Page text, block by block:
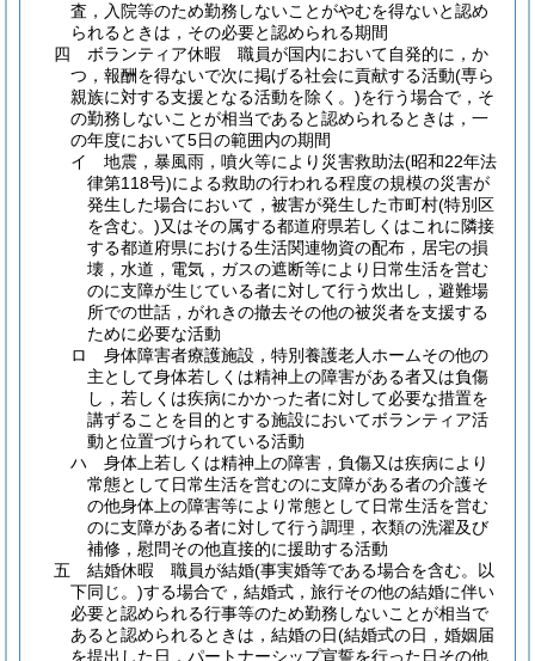
査，入院等のため勤務しないことがやむを得ないと認め
られるときは，その必要と認められる期間
四
ボランティア休暇 職員が国内において自発的に，か
つ，報酬を得ないで次に掲げる社会に貢献する活動(専ら
親族に対する支援となる活動を除く。)を行う場合で，そ
の勤務しないことが相当であると認められるときは，一
の年度において5日の範囲内の期間
イ
地震，暴風雨，噴火等により災害救助法(昭和22年法
律第118号)による救助の行われる程度の規模の災害が
発生した場合において，被害が発生した市町村(特別区
を含む。)又はその属する都道府県若しくはこれに隣接
する都道府県における生活関連物資の配布，居宅の損
壊，水道，電気，ガスの遮断等により日常生活を営む
のに支障が生じている者に対して行う炊出し，避難場
所での世話，がれきの撤去その他の被災者を支援する
ために必要な活動
ロ
身体障害者療護施設，特別養護老人ホームその他の
主として身体若しくは精神上の障害がある者又は負傷
し，若しくは疾病にかかった者に対して必要な措置を
講ずることを目的とする施設においてボランティア活
動と位置づけられている活動
ハ
身体上若しくは精神上の障害，負傷又は疾病により
常態として日常生活を営むのに支障がある者の介護そ
の他身体上の障害等により常態として日常生活を営む
のに支障がある者に対して行う調理，衣類の洗濯及び
補修，慰問その他直接的に援助する活動
五
結婚休暇 職員が結婚(事実婚等である場合を含む。以
下同じ。)する場合で，結婚式，旅行その他の結婚に伴い
必要と認められる行事等のため勤務しないことが相当で
あると認められるときは，結婚の日(結婚式の日，婚姻届
を提出した日，パートナーシップ宣誓を行った日その他